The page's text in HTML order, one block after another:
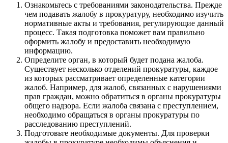
Ознакомьтесь с требованиями законодательства. Прежде
чем подавать жалобу в прокуратуру, необходимо изучить
нормативные акты и требования, регулирующие данный
процесс. Такая подготовка поможет вам правильно
оформить жалобу и предоставить необходимую
информацию.
Определите орган, в который будет подана жалоба.
Существует несколько отделений прокуратуры, каждое
из которых рассматривает определенные категории
жалоб. Например, для жалоб, связанных с нарушениями
прав граждан, можно обратиться в органы прокуратуры
общего надзора. Если жалоба связана с преступлением,
необходимо обращаться в органы прокуратуры по
расследованию преступлений.
Подготовьте необходимые документы. Для проверки